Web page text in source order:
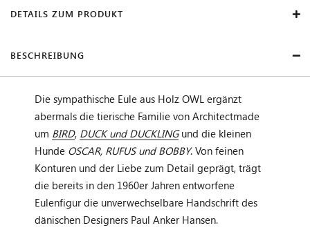
DETAILS ZUM PRODUKT
BESCHREIBUNG
Die sympathische Eule aus Holz OWL ergänzt
abermals die tierische Familie von Architectmade
um BIRD, DUCKundDUCKLINGund die kleinen
Hunde OSCAR, RUFUS und BOBBY. Von feinen
Konturen und der Liebe zum Detail geprägt, trägt
die bereits in den 1960er Jahren entworfene
Eulenfigur die unverwechselbare Handschrift des
dänischen Designers Paul Anker Hansen.